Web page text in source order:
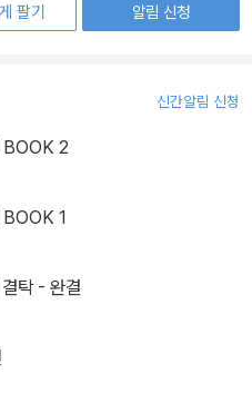
팔기
알림 신청
신간알림 신청
BOOK 2
BOOK 1
탁 - 완결